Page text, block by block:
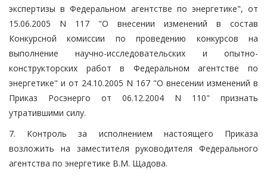
экспертизы в Федеральном агентстве по энергетике", от
15.06.2005 N 117 "О внесении изменений в состав
Конкурсной комиссии по проведению конкурсов на
выполнение научно-исследовательских и опытно-
конструкторских работ в Федеральном агентстве по
энергетике" и от 24.10.2005 N 167 "О внесении изменений в
Приказ Росэнерго от 06.12.2004 N 110" признать
утратившими силу.
7. Контроль за исполнением настоящего Приказа
возложить на заместителя руководителя Федерального
агентства по энергетике В.М. Щадова.